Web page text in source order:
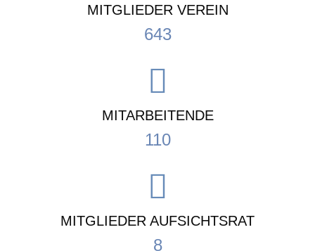
MITGLIEDER VEREIN
643
MITARBEITENDE
110
MITGLIEDER AUFSICHTSRAT
8